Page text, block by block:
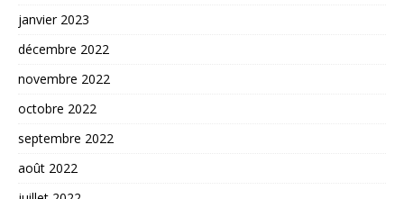
janvier 2023
décembre 2022
novembre 2022
octobre 2022
septembre 2022
août 2022